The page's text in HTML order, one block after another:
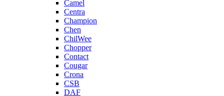
Camel
Centra
Champion
Chen
ChilWee
Chopper
Contact
Cougar
Crona
CSB
DAF